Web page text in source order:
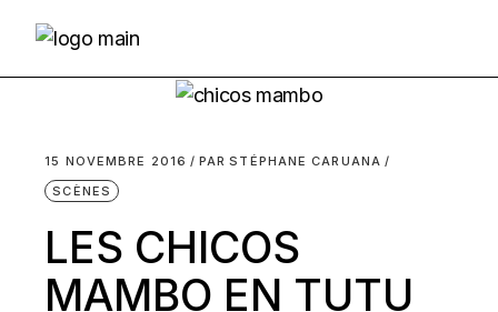
15 NOVEMBRE 2016 PAR STÉPHANE CARUANA
SCÈNES
LES CHICOS
MAMBO EN TUTU